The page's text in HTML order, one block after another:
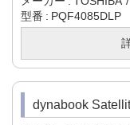
型番
PQF4085DLP
dynabook